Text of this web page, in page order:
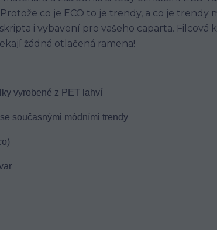
co je ECO to je trendy, a co je trendy
i vybavení pro vašeho caparta. Filcová
žádná otlačená ramena!
vyrobené z PET lahví
současnými módními trendy